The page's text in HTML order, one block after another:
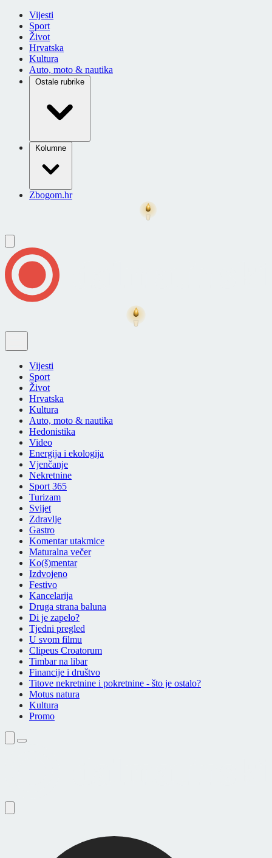
Vijesti
Sport
Život
Hrvatska
Kultura
Auto, moto & nautika
Ostale rubrike
Kolumne
Zbogom.hr
Vijesti
Sport
Život
Hrvatska
Kultura
Auto, moto & nautika
Hedonistika
Video
Energija i ekologija
Vjenčanje
Nekretnine
Sport 365
Turizam
Svijet
Zdravlje
Gastro
Komentar utakmice
Maturalna večer
Ko(š)mentar
Izdvojeno
Festivo
Kancelarija
Druga strana baluna
Di je zapelo?
Tjedni pregled
U svom filmu
Clipeus Croatorum
Timbar na libar
Financije i društvo
Titove nekretnine i pokretnine - što je ostalo?
Motus natura
Kultura
Promo